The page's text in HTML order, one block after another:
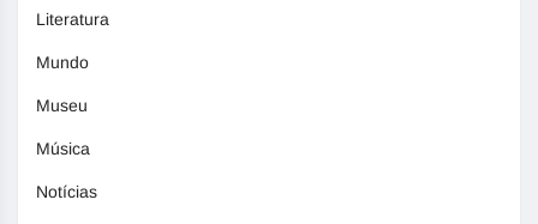
Literatura
Mundo
Museu
Música
Notícias